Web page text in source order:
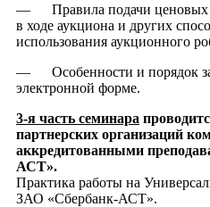
— Правила подачи ценовых
в ходе аукциона и других
использования аукционного
— Особенности и порядок
электронной форме.
3-я часть семинара
партнерских организаций
аккредитованными
АСТ».
Практика работы на
ЗАО «Сбербанк-АСТ».